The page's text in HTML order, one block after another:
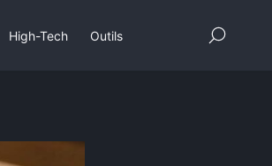
High-Tech Outils
×